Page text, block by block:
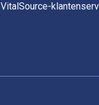
VitalSource-